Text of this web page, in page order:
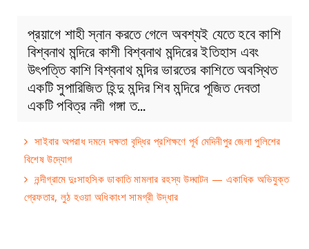
প্রয়াগে শাহী স্নান করতে গেলে অবশ্যই যেতে হবে কাশি
বিশ্বনাথ মন্দিরে কাশী বিশ্বনাথ মন্দিরের ইতিহাস এবং
উৎপত্তি কাশি বিশ্বনাথ মন্দির ভারতের কাশিতে অবস্থিত
একটি সুপারিজিত হিন্দু মন্দির শিব মন্দিরে পূজিত দেবতা
একটি পবিত্র নদী গঙ্গা ত…
সাইবার অপরাধ দমনে দক্ষতা বৃদ্ধির প্রশিক্ষণে পূর্ব মেদিনীপুর জেলা পুলিশের
বিশেষ উদ্যোগ
নন্দীগ্রামে দুঃসাহসিক ডাকাতি মামলার রহস্য উদ্ঘাটন — একাধিক অভিযুক্ত
গ্রেফতার, লুঠ হওয়া অধিকাংশ সামগ্রী উদ্ধার